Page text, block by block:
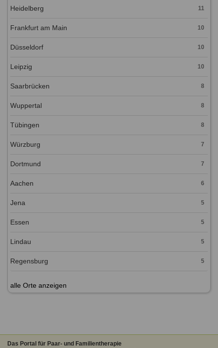
Heidelberg 11
Frankfurt am Main 10
Düsseldorf 10
Leipzig 10
Saarbrücken 8
Wuppertal 8
Tübingen 8
Würzburg 7
Dortmund 7
Aachen 6
Jena 5
Essen 5
Lindau 5
Regensburg 5
alle Orte anzeigen
Das Portal für Paar- und Familientherapie